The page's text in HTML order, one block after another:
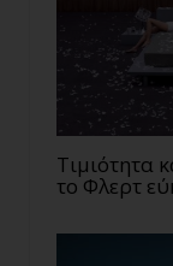
Τιμιότητα
το Φλερτ